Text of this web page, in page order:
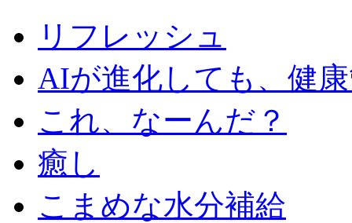
リフレッシュ
AIが進化しても、健
これ、なーんだ？
癒し
こまめな水分補給